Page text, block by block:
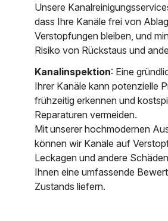
Unsere
dass Ihre Kanäle frei von
Verstopfungen bleiben, und
Risiko von Rückstaus und
Kanalinspektion: Eine
Ihrer Kanäle kann potenzielle
frühzeitig erkennen und
Reparaturen vermeiden.
Mit unserer hochmodernen
können wir Kanäle auf
Leckagen und andere
Ihnen eine umfassende
Zustands liefern.